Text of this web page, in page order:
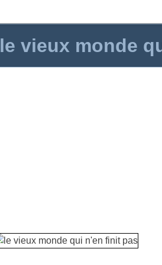
le vieux monde